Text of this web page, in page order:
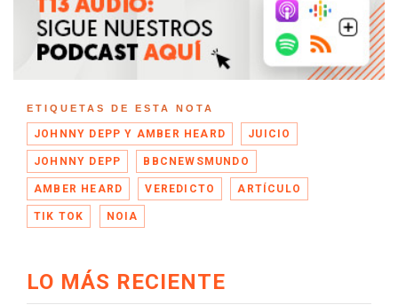
ETIQUETAS DE ESTA NOTA
JOHNNY DEPP Y AMBER HEARD JUICIO
JOHNNY DEPP BBCNEWSMUNDO
AMBER HEARD VEREDICTO ARTÍCULO
TIK TOK NOIA
LO MÁS RECIENTE